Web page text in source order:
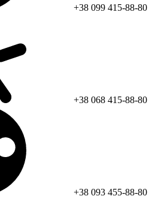
+38 099 415-88-80
+38 068 415-88-80
+38 093 455-88-80